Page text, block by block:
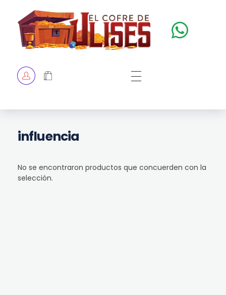
TIENDA
influencia
No se encontraron productos que concuerden con la
selección.